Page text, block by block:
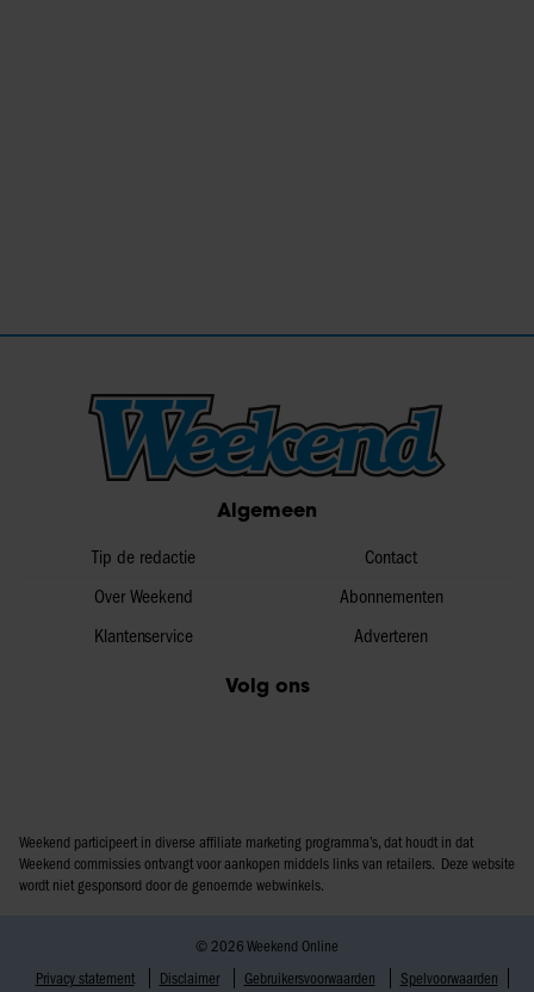
Algemeen
Tip de redactie
Over Weekend
Klantenservice
Contact
Abonnementen
Adverteren
Volg ons
Weekend participeert in diverse affiliate marketing programma’s, dat houdt in dat
Weekend commissies ontvangt voor aankopen middels links van retailers. Deze website
wordt niet gesponsord door de genoemde webwinkels.
© 2026 Weekend Online
Privacy statement
Disclaimer Gebruikersvoorwaarden Spelvoorwaarden